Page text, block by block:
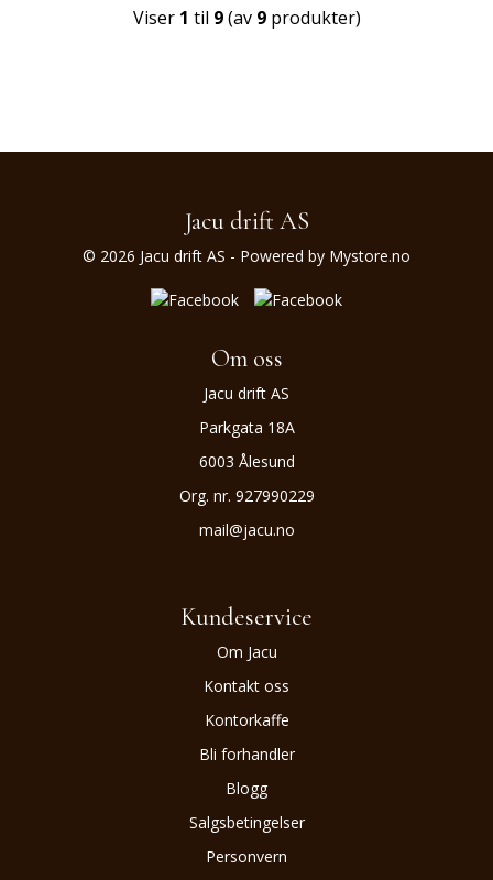
Viser 1 til 9(av 9produkter)
Jacu drift AS
© 2026 Jacu drift AS - Powered by Mystore.no
Om oss
Jacu drift AS
Parkgata 18A
6003 Ålesund
Org. nr. 927990229
mail@jacu.no
Kundeservice
Om Jacu
Kontakt oss
Kontorkaffe
Bli forhandler
Blogg
Salgsbetingelser
Personvern